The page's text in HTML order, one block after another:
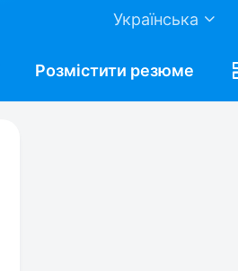
Українська
Розмістити резюме